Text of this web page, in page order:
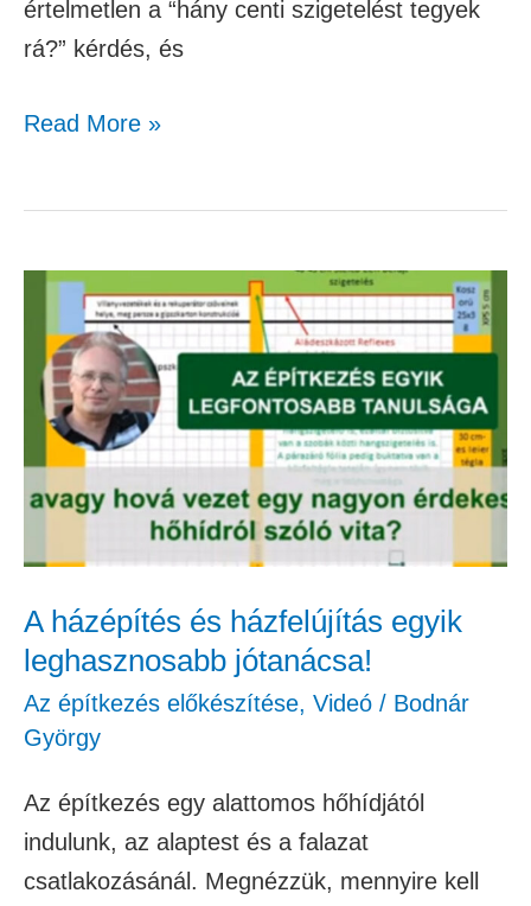
értelmetlen a “hány centi szigetelést tegyek
rá?” kérdés, és
Read More »
A házépítés és házfelújítás egyik
leghasznosabb jótanácsa!
Az építkezés előkészítése, Videó / Bodnár
György
Az építkezés egy alattomos hőhídjától
indulunk, az alaptest és a falazat
csatlakozásánál. Megnézzük, mennyire kell
házépítés
és
házfelújítás
egyik
leghasznosabb
jótanácsa!